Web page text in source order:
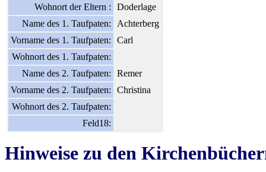
Wohnort der Eltern :
Doderlage
Name des 1. Taufpaten:
Achterberg
Vorname des 1. Taufpaten:
Carl
Wohnort des 1. Taufpaten:
Name des 2. Taufpaten:
Remer
Vorname des 2. Taufpaten:
Christina
Wohnort des 2. Taufpaten:
Feld18:
Hinweise zu den